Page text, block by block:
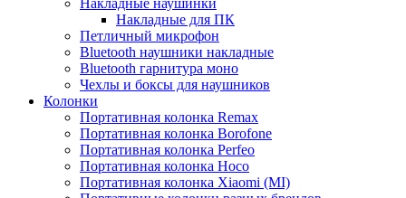
Накладные наушинки
Накладные для ПК
Петличный микрофон
Bluetooth наушники накладные
Bluetooth гарнитура моно
Чехлы и боксы для наушников
Колонки
Портативная колонка Remax
Портативная колонка Borofone
Портативная колонка Perfeo
Портативная колонка Hoco
Портативная колонка Xiaomi (MI)